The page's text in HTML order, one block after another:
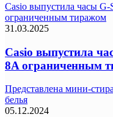
Casio выпустила часы
ограниченным тиражом
31.03.2025
Casio выпустила
8A ограниченным
Представлена мини-
белья
05.12.2024